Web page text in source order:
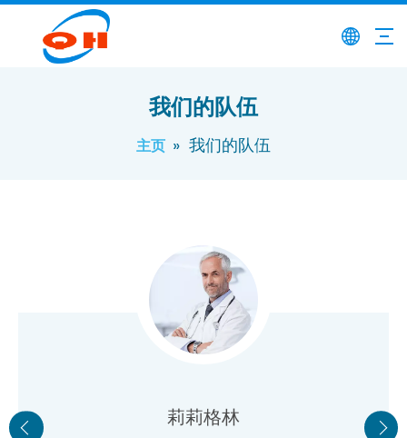
我们的队伍
主页 » 我们的队伍
莉莉格林